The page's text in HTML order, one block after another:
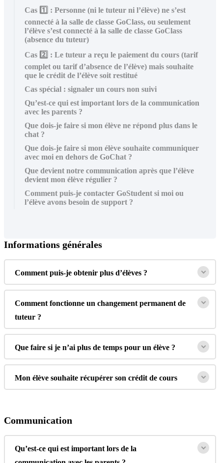
Cas 1️⃣ : Personne (ni le tuteur ni l’élève) ne s’est
connecté à la salle de classe GoClass, ou seulement
l’élève s’est connecté à la salle de classe GoClass
(absence du tuteur)
Cas 2️⃣ : Le tuteur a reçu le paiement du cours (tarif
complet ou tarif d’absence de l’élève) mais souhaite
que le crédit de l’élève soit restitué
Cas spécial : signaler un cours non suivi
Qu’est-ce qui est important lors de la communication
avec les parents ?
Que dois-je faire si mon élève ne répond plus dans le
chat ?
Que dois-je faire si mon élève souhaite communiquer
avec moi en dehors de GoChat ?
Que devient notre communication après que l’élève
devient mon élève régulier ?
Comment puis-je contacter GoStudent si moi ou
l’élève avons besoin de support ?
Informations générales
Comment puis-je obtenir plus d’élèves ?
Comment fonctionne un changement permanent de
tuteur ?
Que faire si je n’ai plus de temps pour un élève ?
Mon élève souhaite récupérer son crédit de cours
Communication
Qu’est-ce qui est important lors de la